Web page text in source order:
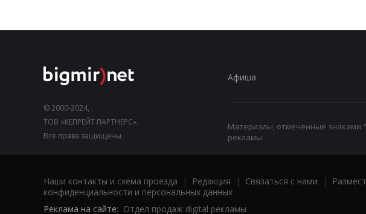
© 2000-2024,
ТОВ «КЕПРЕЙТ ПАРТНЕРС».
Все права защищены.
Афиша
Материалы, отмеченные знаками
рекламы.
Наши контакты и схема проезда | Редакция | Связаться с нами |
конфиденциальности и персональных данных
Реклама на сайте: Отдел продаж digital рекламы